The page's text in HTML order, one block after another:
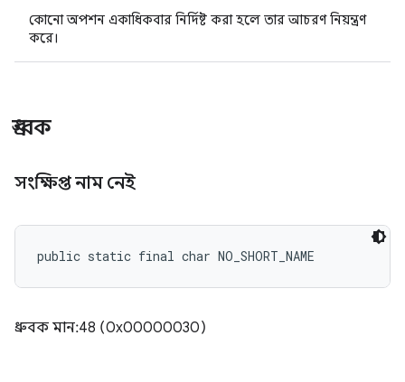
কোনো অপশন একাধিকবার নির্দিষ্ট করা হলে তার আচরণ নিয়ন্ত্রণ
করে।
ধ্রুবক
সংক্ষিপ্ত নাম নেই
public static final char NO_SHORT_NAME
ধ্রুবক মান: 48 (0x00000030)